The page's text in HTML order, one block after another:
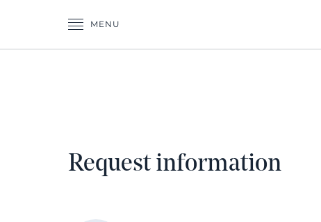
MENU
Request information